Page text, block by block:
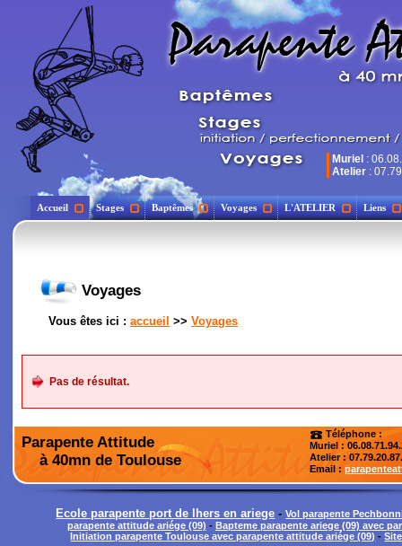
Muriel :
Atelier :
Accueil Stages Baptêmes Voyages L'ATELIER Liens
Voyages
Vous êtes ici : accueil >> Voyages
Pas de résultat.
Parapente Attitude
à 40mn de Toulouse
Téléphone :
Muriel :
Atelier:
Email :
Ecole parapente port de lhers en ariege -Vol parapente
parapente attitude ariége (09) - Bapteme parapente ariege (09) avec
Initiation parapente Toulouse avec parapente attitude ariége (09) -